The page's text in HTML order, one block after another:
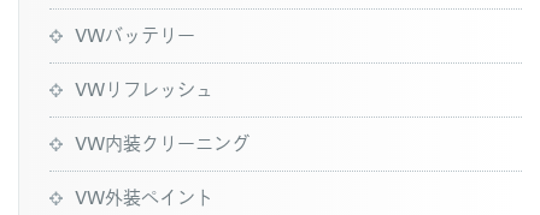
VWバッテリー
VWリフレッシュ
VW内装クリーニング
VW外装ペイント